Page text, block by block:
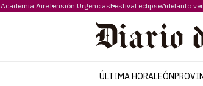
Academia AireTensión UrgenciasFestival eclipseAdelanto
ÚLTIMA HORALEÓN